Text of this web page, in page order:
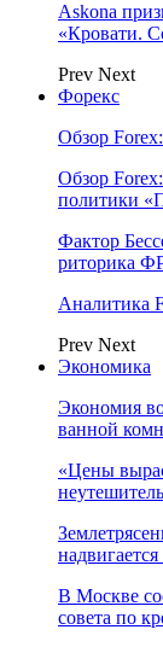
Askona
«Кровати.
Prev Next
Форекс
Обзор
Обзор
политики
Фактор
риторика
Аналитика
Prev Next
Экономика
Экономия
ванной
«Цены
В Москве
совета по